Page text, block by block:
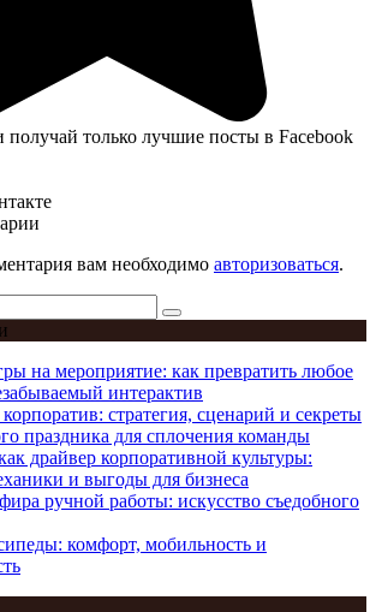
только лучшие посты в Facebook
вам необходимо авторизоваться.
на мероприятие: как превратить любое
интерактив
стратегия, сценарий и секреты
праздника для сплочения команды
драйвер корпоративной культуры:
и выгоды для бизнеса
ручной работы: искусство съедобного
комфорт, мобильность и